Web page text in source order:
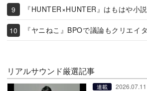
『HUNTER×HUNTER』はもはや小
『ヤニねこ』BPOで議論もクリエイ
リアルサウンド厳選記事
連載 2026.07.11